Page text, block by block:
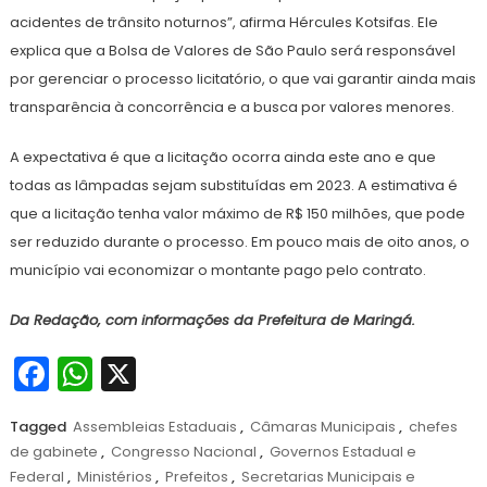
acidentes de trânsito noturnos”, afirma Hércules Kotsifas. Ele
explica que a Bolsa de Valores de São Paulo será responsável
por gerenciar o processo licitatório, o que vai garantir ainda mais
transparência à concorrência e a busca por valores menores.
A expectativa é que a licitação ocorra ainda este ano e que
todas as lâmpadas sejam substituídas em 2023. A estimativa é
que a licitação tenha valor máximo de R$ 150 milhões, que pode
ser reduzido durante o processo. Em pouco mais de oito anos, o
município vai economizar o montante pago pelo contrato.
Da Redação, com informações da Prefeitura de Maringá.
Facebook
WhatsApp
X
Tagged Assembleias Estaduais , Câmaras Municipais , chefes
de gabinete , Congresso Nacional , Governos Estadual e
Federal , Ministérios , Prefeitos , Secretarias Municipais e